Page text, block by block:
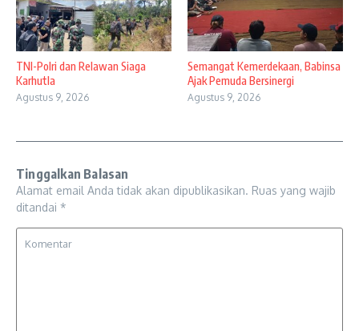
TNI-Polri dan Relawan Siaga
Karhutla
Agustus 9, 2026
Semangat Kemerdekaan, Babinsa
Ajak Pemuda Bersinergi
Agustus 9, 2026
Tinggalkan Balasan
Alamat email Anda tidak akan dipublikasikan. Ruas yang wajib
ditandai *